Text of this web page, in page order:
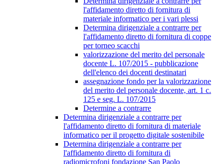
l'affidamento diretto di fornitura di
materiale informatico per i vari plessi
Determina dirigenziale a contrarre per
l'affidamento diretto di fornitura di coppe
per torneo scacchi
valorizzazione del merito del personale
docente L. 107/2015 - pubblicazione
dell'elenco dei docenti destinatari
assegnazione fondo per la valorizzazione
del merito del personale docente, art. 1 c.
125 e seg. L. 107/2015
Determine a contrarre
Determina dirigenziale a contrarre per
l'affidamento diretto di fornitura di materiale
informatico per il progetto digitale sostenibile
Determina dirigenziale a contrarre per
l'affidamento diretto di fornitura di
radiomicrofoni fondazione San Paolo